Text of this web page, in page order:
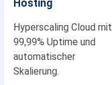
Hosting
Hyperscaling Cloud mit
99,99% Uptime und
automatischer
Skalierung.